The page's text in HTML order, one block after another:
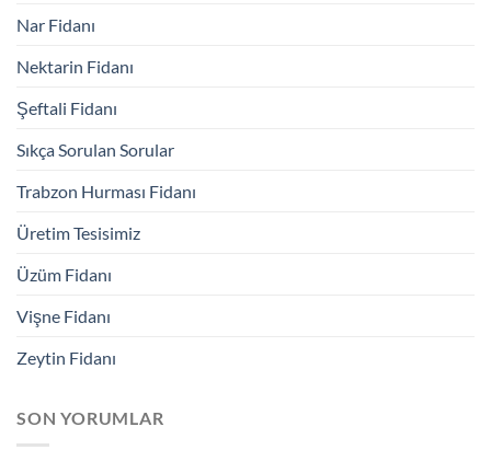
Nar Fidanı
Nektarin Fidanı
Şeftali Fidanı
Sıkça Sorulan Sorular
Trabzon Hurması Fidanı
Üretim Tesisimiz
Üzüm Fidanı
Vişne Fidanı
Zeytin Fidanı
SON YORUMLAR